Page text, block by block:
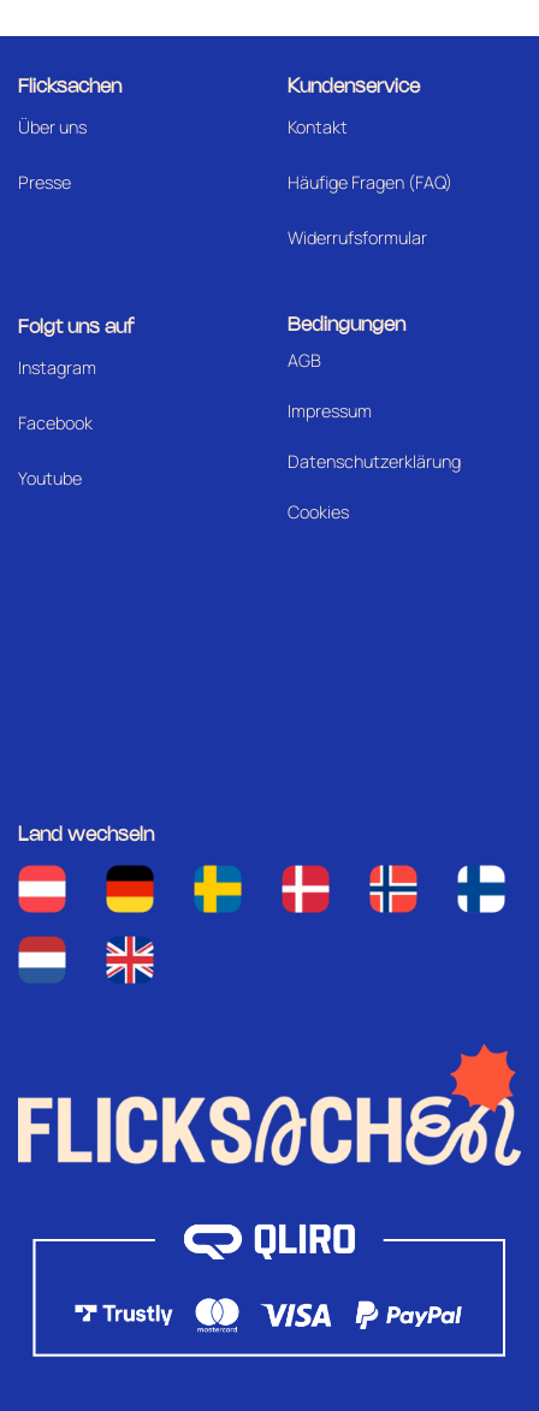
Flicksachen
Über uns
Presse
Kundenservice
Kontakt
Häufige Fragen (FAQ)
Widerrufsformular
Folgt uns auf
Instagram
Facebook
Youtube
Bedingungen
AGB
Impressum
Datenschutzerklärung
Cookies
Land wechseln